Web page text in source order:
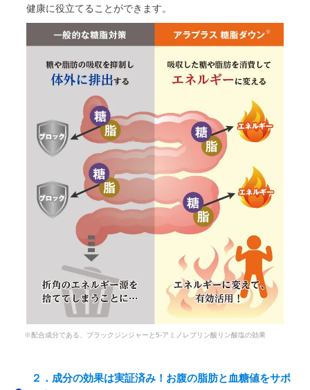
健康に役立てることができます。
※配合成分である、ブラックジンジャーと5-アミノレブリン酸リン酸塩の効果
２．成分の効果は実証済み！お腹の脂肪と血糖値をサポ